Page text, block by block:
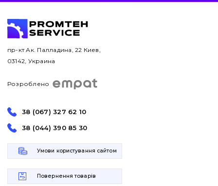
пр-кт Ак. Палладина, 22 Киев,
03142, Украина
Розроблено
38 (067) 327 62 10
38 (044) 390 85 30
Умови користування сайтом
Повернення товарів